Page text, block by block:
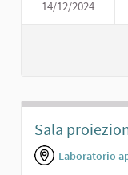
14/12/2024
Sala
Laboratorio